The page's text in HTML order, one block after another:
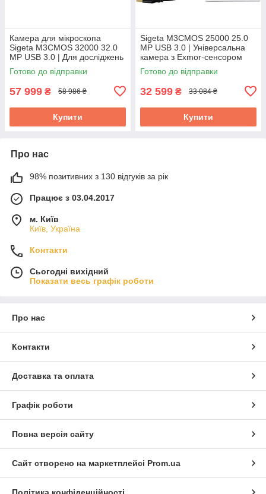
Камера для мікроскопа
Sigeta M3CMOS 32000 32.0
MP USB 3.0 | Для досліджень
у виробничій, ремонтній та
лабораторній мікроскопії
Готово до відправки
57 999 ₴ 58 986 ₴
Купити
Sigeta M3CMOS 25000 25.0
MP USB 3.0 | Універсальна
камера з Exmor-сенсором
для використання з
професійними оптичними
Готово до відправки
32 599 ₴ 33 084 ₴
Купити
Про нас
98% позитивних з 130 відгуків за рік
Працює з 03.04.2017
м. Київ
Київ, Україна
Контакти
Сьогодні вихідний
Показати весь графік роботи
Про нас
Контакти
Доставка та оплата
Графік роботи
Повна версія сайту
Сайт створено на маркетплейсі Prom.ua
Політика конфіденційності